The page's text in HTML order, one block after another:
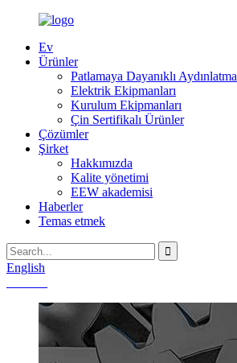
Ev
Ürünler
Patlamaya Dayanıklı Aydınlatma
Elektrik Ekipmanları
Kurulum Ekipmanları
Çin Sertifikalı Ürünler
Çözümler
Şirket
Hakkımızda
Kalite yönetimi
EEW akademisi
Haberler
Temas etmek
English